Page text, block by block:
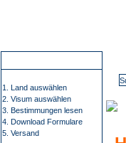
1. Land auswählen
2. Visum auswählen
3. Bestimmungen lesen
4. Download Formulare
5. Versand